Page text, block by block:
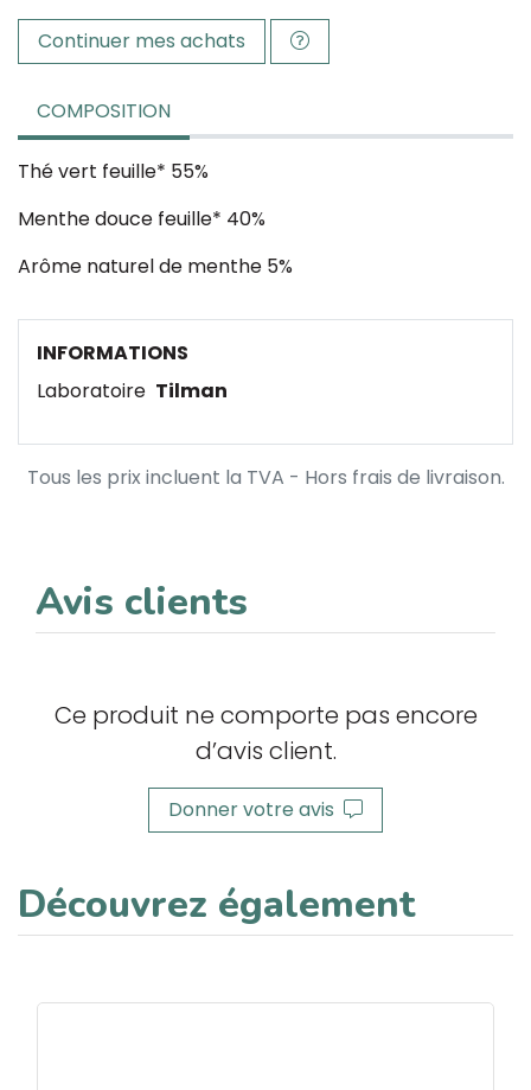
Continuer mes achats
COMPOSITION
Thé vert feuille* 55%
Menthe douce feuille* 40%
Arôme naturel de menthe 5%
INFORMATIONS
Laboratoire Tilman
Tous les prix incluent la TVA - Hors frais de livraison.
Avis clients
Ce produit ne comporte pas encore
d’avis client.
Donner votre avis
Découvrez également